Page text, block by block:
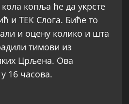
копља ће да укрсте
и ТЕК Слога. Биће то
и оцену колико и шта
тимови из
Црљена. Ова
16 часова.